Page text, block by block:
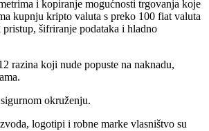
i kopiranje mogućnosti trgovanja koje
kupnju kripto valuta s preko 100 fiat valuta
šifriranje podataka i hladno
razina koji nude popuste na naknadu,
okruženju.
logotipi i robne marke vlasništvo su